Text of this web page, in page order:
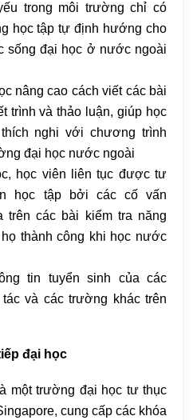
trong môi trường chỉ có
học tập tự định hướng cho
sống đại học ở nước ngoài
nâng cao cách viết các bài
trình và thảo luận, giúp học
nghi với chương trình
đại học nước ngoài
học viên liên tục được tư
học tập bởi các cố vấn
trên các bài kiểm tra năng
thành công khi học nước
tin tuyển sinh của các
và các trường khác trên
đại học
một trường đại học tư thục
cung cấp các khóa